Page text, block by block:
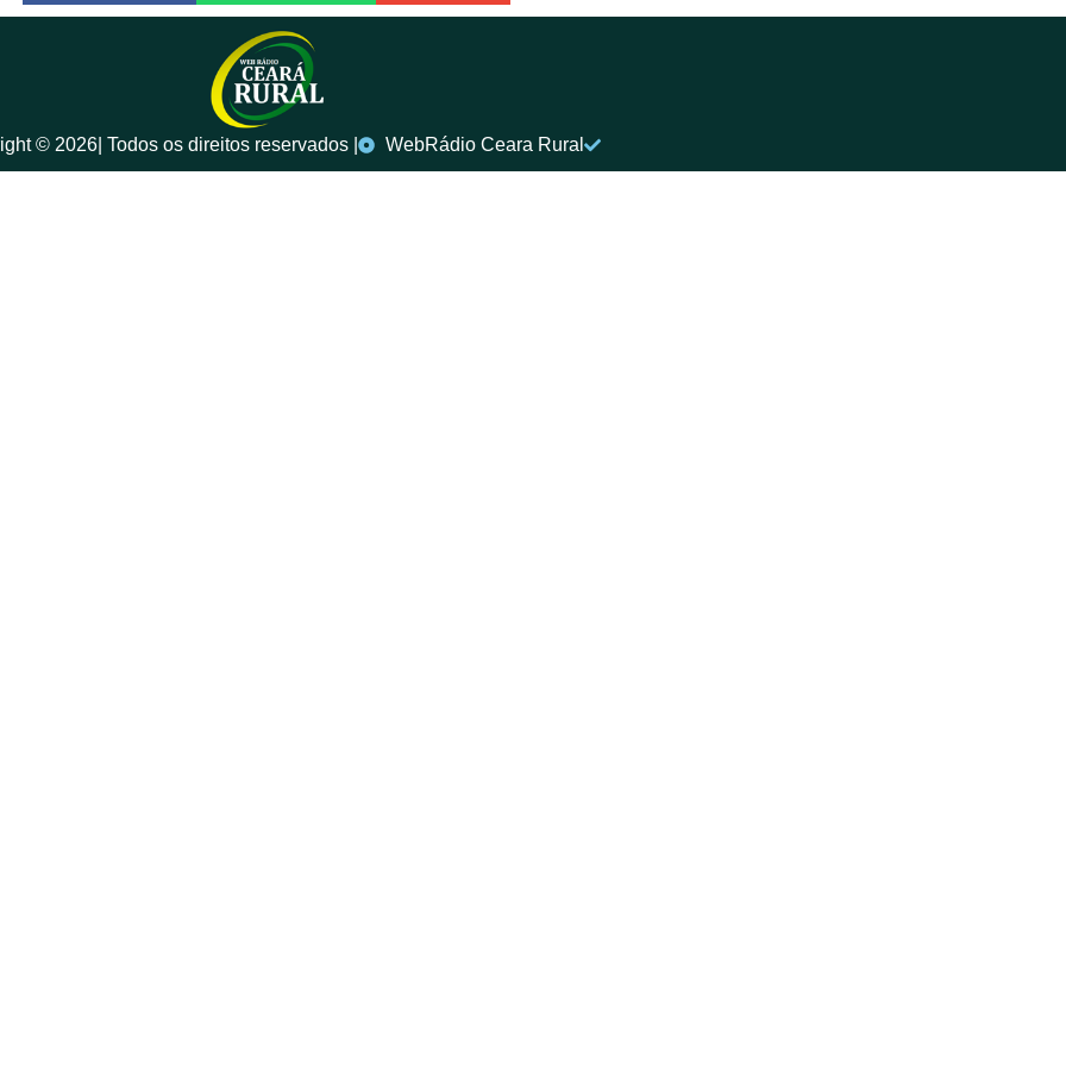
©️ 2026| Todos os direitos reservados | WebRádio Ceara Rural